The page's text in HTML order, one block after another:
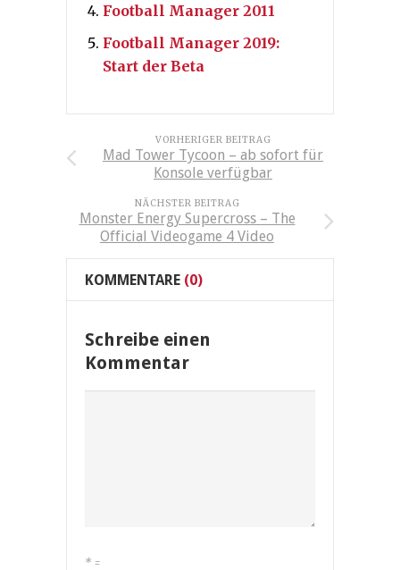
Football Manager 2011
Football Manager 2019:
Start der Beta
VORHERIGER BEITRAG
Mad Tower Tycoon – ab sofort für
Konsole verfügbar
NÄCHSTER BEITRAG
Monster Energy Supercross – The
Official Videogame 4 Video
KOMMENTARE (0)
Schreibe einen
Kommentar
* =